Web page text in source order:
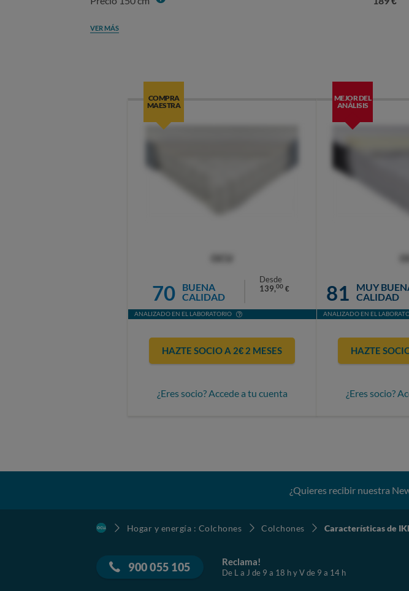
VER MÁS
COMPRA
MAESTRA
70
BUENA
CALIDAD
Desde
139,00 €
ANALIZADO EN EL LABORATORIO
HAZTE SOCIO A 2€ 2 MESES
¿Eres socio? Accede a tu cuenta
MEJOR DEL
ANÁLISIS
81
MUY
CALIDAD
ANALIZADO EN EL
HAZTE
¿Eres socio?
¿Quieres recibir nuestra
Hogar y energía : Colchones Colchones Características de
900 055 105 Reclama!
De L a J de 9 a 18 h y V de 9 a 14 h